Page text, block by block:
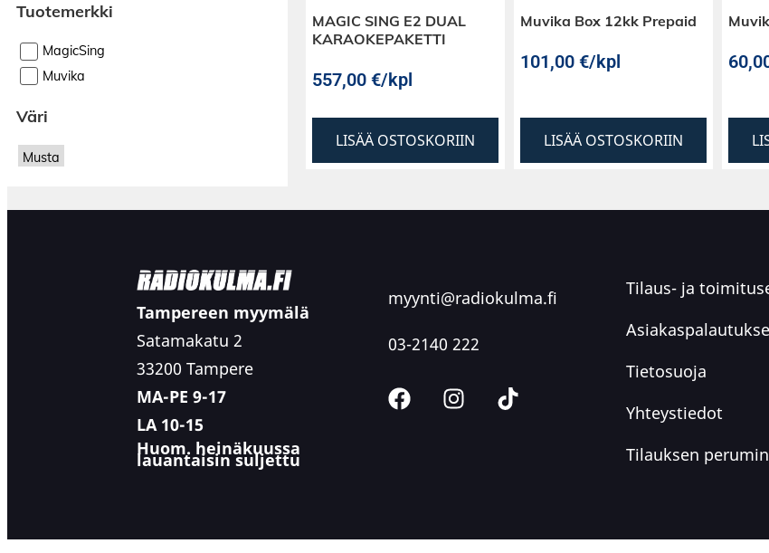
Tuotemerkki
MagicSing
Muvika
Väri
Musta
MAGIC SING E2 DUAL
KARAOKEPAKETTI
557,00 €/kpl
LISÄÄ OSTOSKORIIN
Muvika Box 12kk Prepaid
101,00 €/kpl
LISÄÄ OSTOSKORIIN
Tampereen myymälä
Satamakatu 2
33200 Tampere
MA-PE 9-17
LA 10-15
Huom. heinäkuussa
lauantaisin suljettu
myynti@radiokulma.fi
03-2140 222
Tilaus- ja
Tietosuoja
Yhteystiedot
Tilauksen